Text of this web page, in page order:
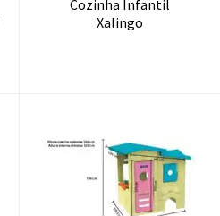
Cozinha Infantil
Xalingo